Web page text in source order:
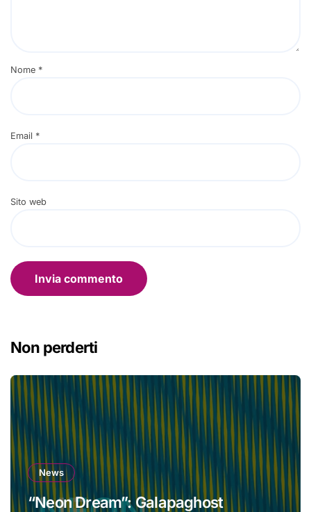
Nome *
Email *
Sito web
Non perderti
News
“Neon Dream”: Galapaghost